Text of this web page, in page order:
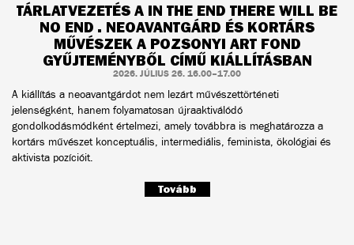
TÁRLATVEZETÉS A IN THE END THERE WILL BE
NO END . NEOAVANTGÁRD ÉS KORTÁRS
MŰVÉSZEK A POZSONYI ART FOND
GYŰJTEMÉNYBŐL CÍMŰ KIÁLLÍTÁSBAN
2026. JÚLIUS 26. 16.00–17.00
A kiállítás a neoavantgárdot nem lezárt művészettörténeti
jelenségként, hanem folyamatosan újraaktiválódó
gondolkodásmódként értelmezi, amely továbbra is meghatározza a
kortárs művészet konceptuális, intermediális, feminista, ökológiai és
aktivista pozícióit.
Tovább